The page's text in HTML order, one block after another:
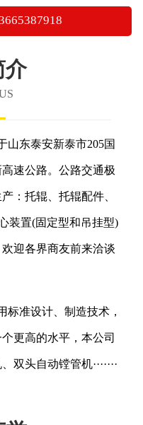
介
东泰安新泰市205国
速公路。公路交通极
：托辊、托辊配件、
装置(固定型和吊挂型)
迎各界商友前来洽谈
准设计、制造技术，
更高的水平，本公司
头自动镗管机·······